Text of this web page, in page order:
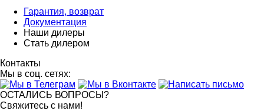
Гарантия, возврат
Документация
Наши дилеры
Стать дилером
Контакты
Мы в соц. сетях:
ОСТАЛИСЬ ВОПРОСЫ?
Свяжитесь с нами!